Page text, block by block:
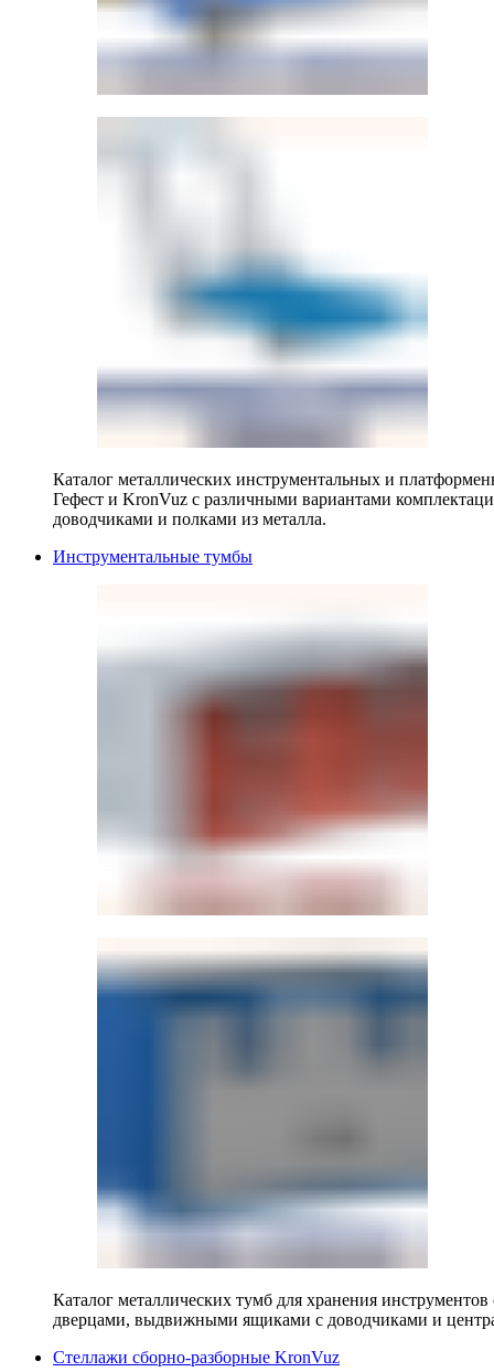
Каталог металлических инструментальных и
Гефест и KronVuz с различными вариантами
доводчиками и полками из металла.
Инструментальные тумбы
Каталог металлических тумб для хранения
дверцами, выдвижными ящиками с доводчиками и
Стеллажи сборно-разборные KronVuz